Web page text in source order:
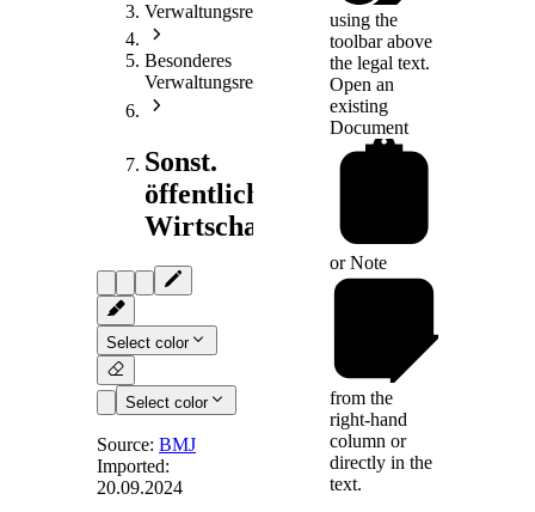
Verwaltungsrecht
Besonderes
Verwaltungsrecht
Sonst.
öffentliches
Wirtschaftsrecht
Select color
Select color
§ 18- Formale
Source:BMJ
Imported:
20.09.2024
using the
toolbar above
the legal text.
Open an
existing
Document
orNote
from the
right-hand
column or
directly in the
text.